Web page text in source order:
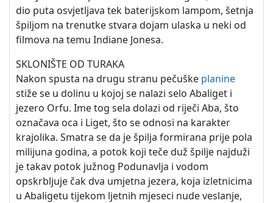
dio puta osvjetljava tek baterijskom lampom, šetnja
špiljom na trenutke stvara dojam ulaska u neki od
filmova na temu Indiane Jonesa.
SKLONIŠTE OD TURAKA
Nakon spusta na drugu stranu pečuške planine
stiže se u dolinu u kojoj se nalazi selo Abaliget i
jezero Orfu. Ime tog sela dolazi od riječi Aba, što
označava oca i Liget, što se odnosi na karakter
krajolika. Smatra se da je špilja formirana prije pola
milijuna godina, a potok koji teče duž špilje najduži
je takav potok južnog Podunavlja i vodom
opskrbljuje čak dva umjetna jezera, koja izletnicima
u Abaligetu tijekom ljetnih mjeseci nude veslanje,